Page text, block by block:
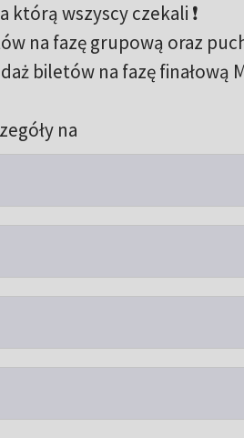
wszyscy czekali ❗️
na fazę grupową oraz
biletów na fazę finałową
na